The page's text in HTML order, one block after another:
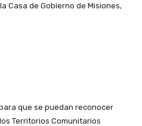
Casa de Gobierno de Misiones,
que se puedan reconocer
Territorios Comunitarios